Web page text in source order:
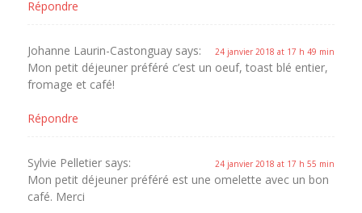
Répondre
Johanne Laurin-Castonguay says: 24 janvier 2018 at 17 h 49 min
Mon petit déjeuner préféré c’est un oeuf, toast blé entier,
fromage et café!
Répondre
Sylvie Pelletier says: 24 janvier 2018 at 17 h 55 min
Mon petit déjeuner préféré est une omelette avec un bon
café. Merci